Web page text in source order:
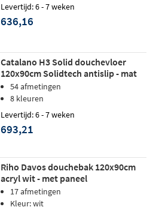
Levertijd: 6 - 7 weken
636,16
Catalano H3 Solid douchevloer
120x90cm Solidtech antislip - mat
zwart
54 afmetingen
8 kleuren
Levertijd: 6 - 7 weken
693,21
Riho Davos douchebak 120x90cm
acryl wit - met paneel
17 afmetingen
Kleur: wit